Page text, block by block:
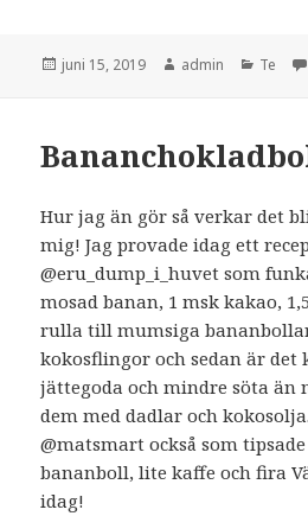
Postat
juni 15, 2019 Författare
admin Te
Hur jag än gör så verkar det
mig! Jag provade idag ett
@eru_dump_i_huvet som
mosad banan, 1 msk kakao,
rulla till mumsiga
kokosflingor och sedan är det
jättegoda och mindre söta än
dem med dadlar och
@matsmart också som
bananboll, lite kaffe och fira
idag!